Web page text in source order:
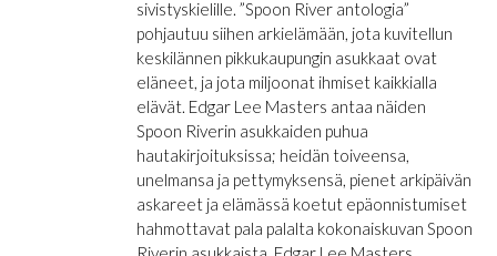
sivistyskielille. ”Spoon River antologia”
pohjautuu siihen arkielämään, jota kuvitellun
keskilännen pikkukaupungin asukkaat ovat
eläneet, ja jota miljoonat ihmiset kaikkialla
elävät. Edgar Lee Masters antaa näiden
Spoon Riverin asukkaiden puhua
hautakirjoituksissa; heidän toiveensa,
unelmansa ja pettymyksensä, pienet arkipäivän
askareet ja elämässä koetut epäonnistumiset
hahmottavat pala palalta kokonaiskuvan Spoon